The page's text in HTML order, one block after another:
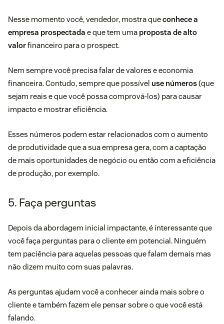
Nesse momento você, vendedor, mostra queconhece a
empresa prospectada e que tem uma proposta de alto
valorfinanceiro para o prospect.
Nem sempre você precisa falar de valores e economia
financeira. Contudo, sempre que possível use números(que
sejam reais e que você possa comprová-los) para causar
impacto e mostrar eficiência.
Esses números podem estar relacionados com o aumento
de produtividade que a sua empresa gera, com a captação
de mais oportunidades de negócio ou então com a eficiência
de produção, por exemplo.
5. Faça perguntas
Depois da abordagem inicial impactante, é interessante que
você faça perguntas para o cliente em potencial. Ninguém
tem paciência para aquelas pessoas que falam demais mas
não dizem muito com suas palavras.
As perguntas ajudam você a conhecer ainda mais sobre o
cliente e também fazem ele pensar sobre o que você está
falando.